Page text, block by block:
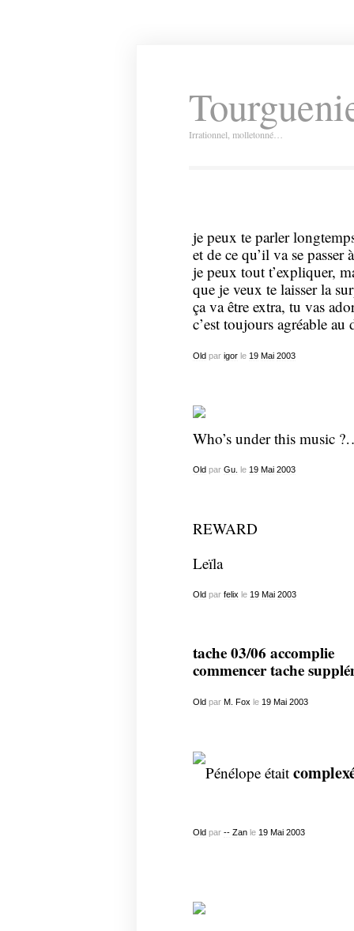
Irrationnel, molletonné…
je peux te parler
et de ce qu’il va se passer
je peux tout t’expliquer,
que je veux te laisser la
ça va être extra, tu vas
c’est toujours agréable
Oldpar igorle 19 Mai 2003
Who’s under this music
Oldpar Gu. le 19 Mai 2003
REWARD
Leïla
Oldpar felix le 19 Mai 2003
tache 03/06 accomplie
commencer tache
Oldpar M. Fox le 19 Mai 2003
Pénélope était
Old par -- Zanle 19 Mai 2003